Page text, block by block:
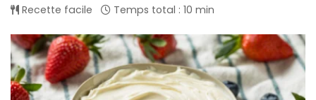
Recette facile Temps total : 10 min